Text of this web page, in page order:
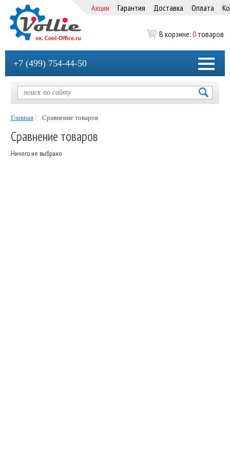
Акции Гарантия Доставка Оплата
В корзине: 0 товаров
+7 (499) 754-44-50
Главная Сравнение товаров
Сравнение товаров
Ничего не выбрано